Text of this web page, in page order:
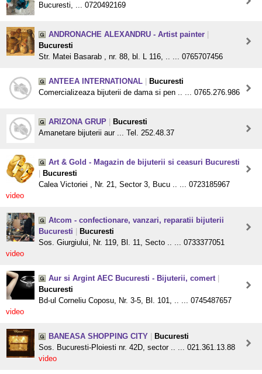
Bucuresti, ... 0720492169
ANDRONACHE ALEXANDRU - Artist painter
Bucuresti
Str. Matei Basarab , nr. 88, bl. L 116, .. ... 0765707456
ANTEEA INTERNATIONAL
Bucuresti
Comercializeaza bijuterii de dama si pen .. ... 0765.276.986
ARIZONA GRUP
Bucuresti
Amanetare bijuterii aur ... Tel. 252.48.37
Art & Gold - Magazin de bijuterii si ceasuri Bucuresti
Bucuresti
Calea Victoriei , Nr. 21, Sector 3, Bucu .. ... 0723185967
video
Atcom - confectionare, vanzari, reparatii bijuterii
Bucuresti
Bucuresti
Sos. Giurgiului, Nr. 119, Bl. 11, Secto .. ... 0733377051
video
Aur si Argint AEC Bucuresti - Bijuterii, comert
Bucuresti
Bd-ul Corneliu Coposu, Nr. 3-5, Bl. 101, .. ... 0745487657
video
BANEASA SHOPPING CITY
Bucuresti
Sos. Bucuresti-Ploiesti nr. 42D, sector .. ... 021.361.13.88
video